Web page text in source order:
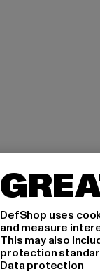
DefShop uses
and measure
This may also
protection
Data protection